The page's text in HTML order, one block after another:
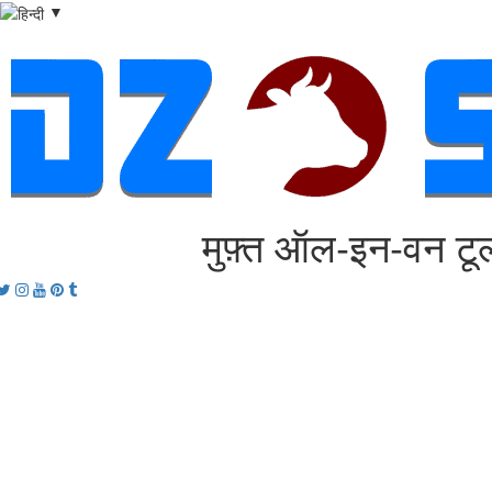
▼
मुफ़्त ऑल‑इन‑वन
Twitter
Instagram
Youtube
Pinterest
tumblr